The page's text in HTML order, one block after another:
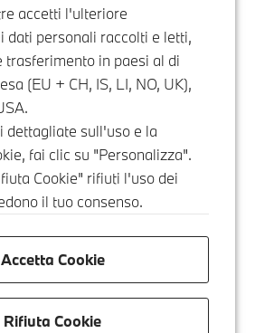
accetti l'ulteriore
dati personali raccolti e letti,
trasferimento in paesi al di
(EU + CH, IS, LI, NO, UK),
dettagliate sull'uso e la
fai clic su "Personalizza".
Cookie" rifiuti l'uso dei
il tuo consenso.
Rifiuta Cookie
Accetta Cookie